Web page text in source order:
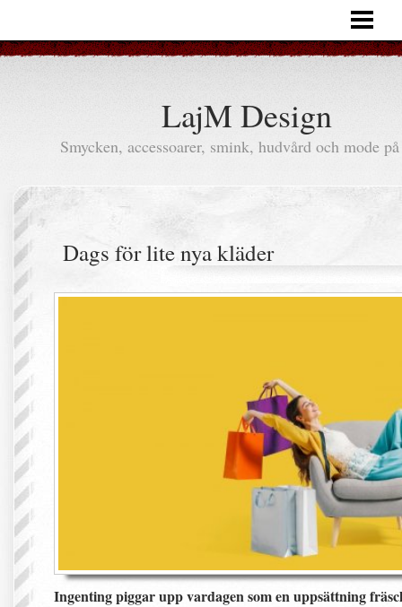
ARTIKLAR
LajM Design
Smycken, accessoarer, smink, hudvård och mode
Dags för lite nya kläder
Ingenting piggar upp vardagen som en uppsättning